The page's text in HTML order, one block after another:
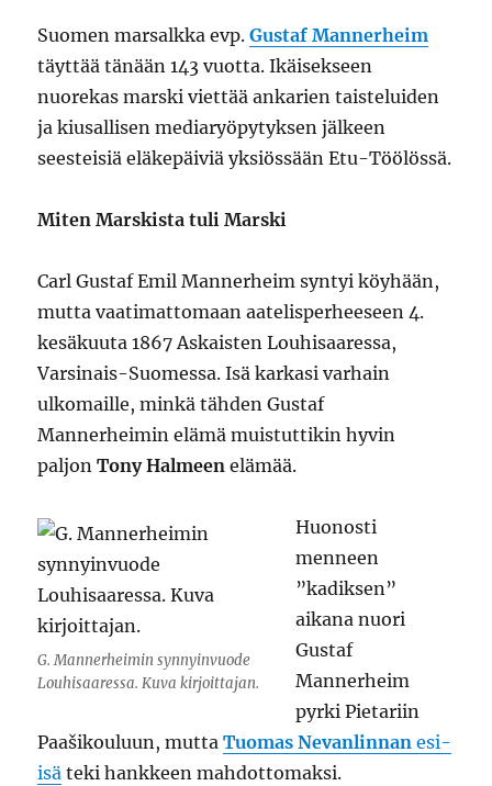
Suomen marsalkka evp.Gustaf Mannerheim
täyttää tänään 143 vuotta. Ikäisekseen
nuorekas marski viettää ankarien taisteluiden
ja kiusallisen mediaryöpytyksen jälkeen
seesteisiä eläkepäiviä yksiössään Etu-Töölössä.
Miten Marskista tuli Marski
Carl Gustaf Emil Mannerheim syntyi köyhään,
mutta vaatimattomaan aatelisperheeseen 4.
kesäkuuta 1867 Askaisten Louhisaaressa,
Varsinais-Suomessa. Isä karkasi varhain
ulkomaille, minkä tähden Gustaf
Mannerheimin elämä muistuttikin hyvin
paljon Tony Halmeen elämää.
G. Mannerheimin synnyinvuode
Louhisaaressa. Kuva kirjoittajan.
Huonosti
menneen
”kadiksen”
aikana nuori
Gustaf
Mannerheim
pyrki Pietariin
Paašikouluun, mutta Tuomas Nevanlinnan esi-
isä teki hankkeen mahdottomaksi.